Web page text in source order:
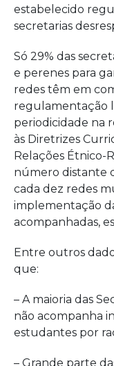
estabelecido
secretarias
Só 29% das
e perenes para
redes têm em
regulamentação
periodicidade na
às Diretrizes
Relações Étnico-
número distante
cada dez redes
implementação
acompanhadas,
Entre outros
que:
– A maioria das
não acompanha
estudantes por
– Grande parte